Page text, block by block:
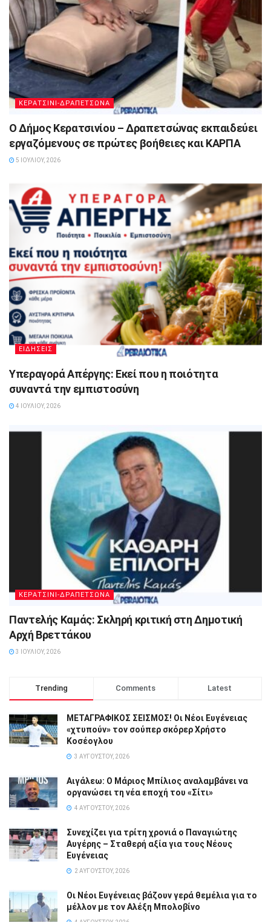
ΚΕΡΑΤΣΙΝΙ-ΔΡΑΠΕΤΣΩΝΑ
Ο Δήμος Κερατσινίου – Δραπετσώνας εκπαιδεύει
εργαζόμενους σε πρώτες βοήθειες και ΚΑΡΠΑ
5 ΙΟΥΛΊΟΥ, 2026
ΕΙΔΗΣΕΙΣ
Υπεραγορά Απέργης: Εκεί που η ποιότητα
συναντά την εμπιστοσύνη
4 ΙΟΥΛΊΟΥ, 2026
ΚΕΡΑΤΣΙΝΙ-ΔΡΑΠΕΤΣΩΝΑ
Παντελής Καμάς: Σκληρή κριτική στη Δημοτική
Αρχή Βρεττάκου
3 ΙΟΥΛΊΟΥ, 2026
Trending Comments Latest
ΜΕΤΑΓΡΑΦΙΚΟΣ ΣΕΙΣΜΟΣ! Οι Νέοι Ευγένειας
«χτυπούν» τον σούπερ σκόρερ Χρήστο
Κοσέογλου
3 ΑΥΓΟΎΣΤΟΥ, 2026
Αιγάλεω: Ο Μάριος Μπίλιος αναλαμβάνει να
οργανώσει τη νέα εποχή του «Σίτι»
4 ΑΥΓΟΎΣΤΟΥ, 2026
Συνεχίζει για τρίτη χρονιά ο Παναγιώτης
Αυγέρης – Σταθερή αξία για τους Νέους
Ευγένειας
2 ΑΥΓΟΎΣΤΟΥ, 2026
Οι Νέοι Ευγένειας βάζουν γερά θεμέλια για το
μέλλον με τον Αλέξη Μπολοβίνο